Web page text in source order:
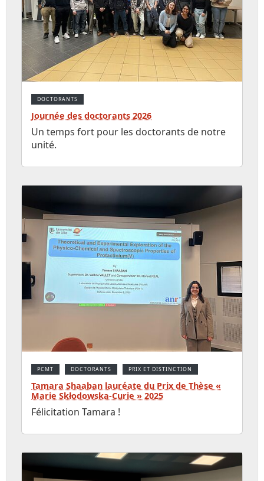
DOCTORANTS
Journée des doctorants 2026
Un temps fort pour les doctorants de notre
unité.
PCMT DOCTORANTS PRIX ET DISTINCTION
Tamara Shaaban lauréate du Prix de Thèse «
Marie Skłodowska-Curie » 2025
Félicitation Tamara !